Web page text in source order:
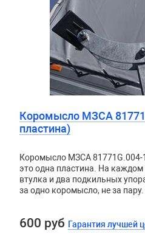
Коромысло МЗСА
пластина)
Коромысло МЗСА
это одна пластина. На
втулка и два подкильных
за одно коромысло, не за пару.
600 руб Гарантия лучшей